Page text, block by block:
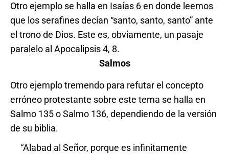
Otro ejemplo se halla en Isaías 6 en donde leemos
que los serafines decían “santo, santo, santo” ante
el trono de Dios. Este es, obviamente, un pasaje
paralelo al Apocalipsis 4, 8.
Salmos
Otro ejemplo tremendo para refutar el concepto
erróneo protestante sobre este tema se halla en
Salmo 135 o Salmo 136, dependiendo de la versión
de su biblia.
“Alabad al Señor, porque es infinitamente